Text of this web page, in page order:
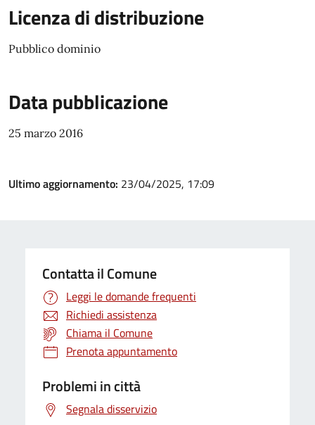
Licenza di distribuzione
Pubblico dominio
Data pubblicazione
25 marzo 2016
Ultimo aggiornamento: 23/04/2025, 17:09
Contatta il Comune
Leggi le domande frequenti
Richiedi assistenza
Chiama il Comune
Prenota appuntamento
Problemi in città
Segnala disservizio